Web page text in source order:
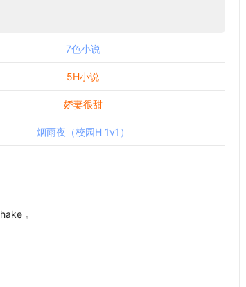
7色小说
5H小说
娇妻很甜
烟雨夜（校园H 1v1）
。